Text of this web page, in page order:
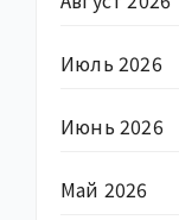
Июль 2026
Июнь 2026
Май 2026